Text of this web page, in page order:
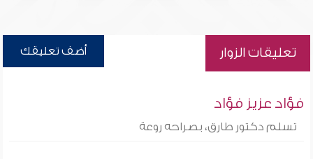
تعليقات الزوار أضف تعليقك
فؤاد عزيز فؤاد
تسلم دكتور طارق، بصراحه روعة